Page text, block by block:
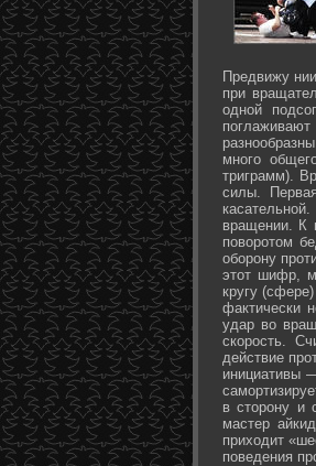
Предвижу
при
одной
много
триграмм).
силы.
вращении. К
поворотом
оборону
этот шифр,
кругу
фактически
удар во
скорость.
действие
инициативы
в сторону и
мастер
приходит
поведения